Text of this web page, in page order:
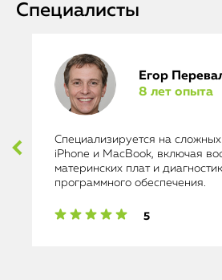
Специалисты
Егор
8 лет опыта
Специализируется на
iPhone и MacBook, включая
материнских плат и
программного обеспечения.
5